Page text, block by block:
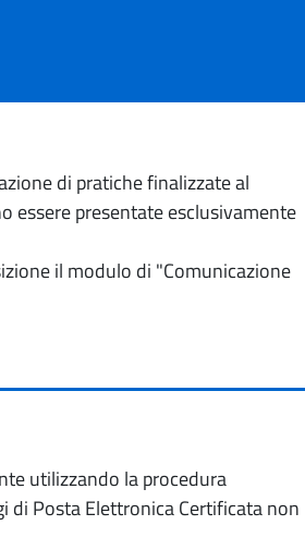
di pratiche finalizzate al
essere presentate esclusivamente
il modulo di "Comunicazione
utilizzando la procedura
di Posta Elettronica Certificata non